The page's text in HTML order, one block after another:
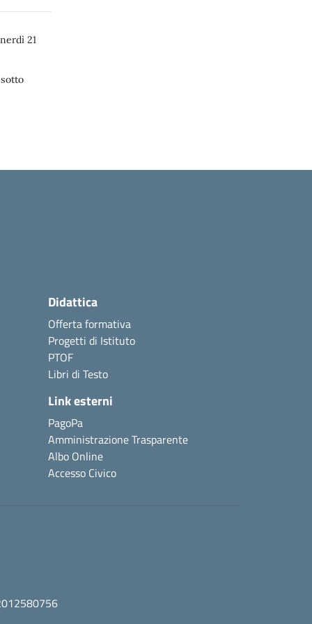
21
Didattica
Offerta formativa
Progetti di Istituto
PTOF
Libri di Testo
Link esterni
PagoPa
Amministrazione Trasparente
Albo Online
Accesso Civico